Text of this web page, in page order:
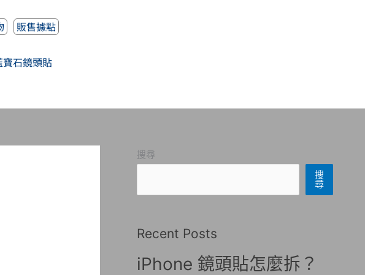
販售據點
石鏡頭貼
搜尋
搜
尋
Recent Posts
iPhone 鏡頭貼怎麼拆？